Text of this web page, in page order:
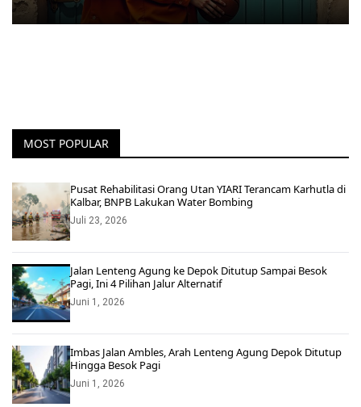
MOST POPULAR
Pusat Rehabilitasi Orang Utan YIARI Terancam Karhutla di
Kalbar, BNPB Lakukan Water Bombing
Juli 23, 2026
Jalan Lenteng Agung ke Depok Ditutup Sampai Besok
Pagi, Ini 4 Pilihan Jalur Alternatif
Juni 1, 2026
Imbas Jalan Ambles, Arah Lenteng Agung Depok Ditutup
Hingga Besok Pagi
Juni 1, 2026